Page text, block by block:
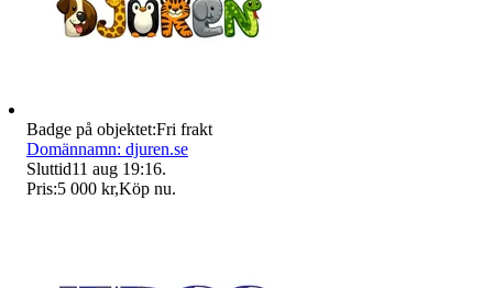
Badge på objektet:Fri frakt
Domännamn: djuren.se
Sluttid11 aug 19:16.
Pris:5 000 kr,Köp nu.